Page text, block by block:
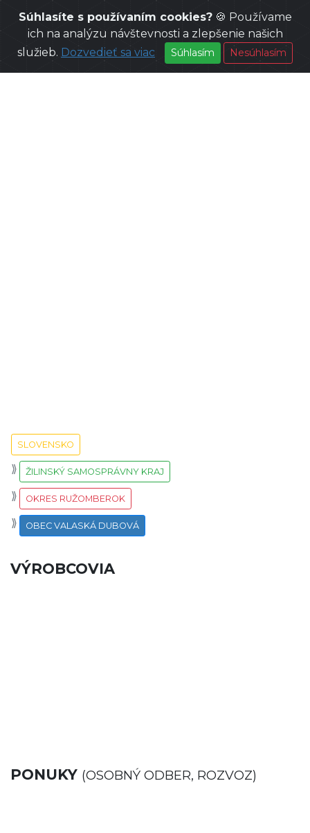
SLOVENSKO
ŽILINSKÝ SAMOSPRÁVNY KRAJ
OKRES RUŽOMBEROK
OBEC VALASKÁ DUBOVÁ
VÝROBCOVIA
PONUKY (OSOBNÝ ODBER, ROZVOZ)
Súhlasíte s používaním cookies?🍪 Používame
ich na analýzu návštevnosti a zlepšenie našich
služieb. Dozvedieť sa viac Súhlasím Nesúhlasím